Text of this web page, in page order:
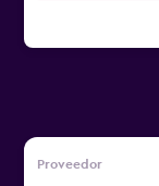
Proveedor